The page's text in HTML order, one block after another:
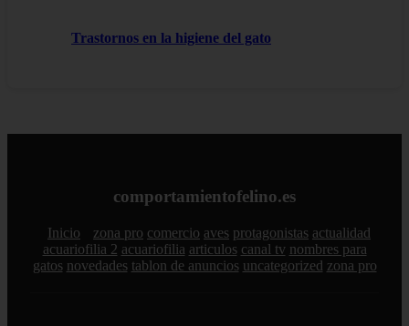
Trastornos en la higiene del gato
comportamientofelino.es
Inicio zona pro comercio aves protagonistas actualidad
acuariofilia 2 acuariofilia articulos canal tv nombres para
gatos novedades tablon de anuncios uncategorized zona pro